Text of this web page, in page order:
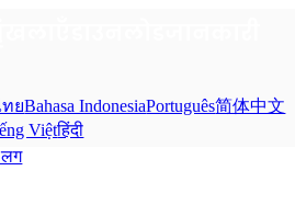
ทยBahasa IndonesiaPortuguês简体中文
Việtहिंदी